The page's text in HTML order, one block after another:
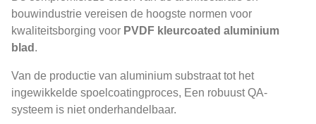
bouwindustrie vereisen de hoogste normen voor
kwaliteitsborging voor PVDF kleurcoated aluminium
blad .
Van de productie van aluminium substraat tot het
ingewikkelde spoelcoatingproces, Een robuust QA-
systeem is niet onderhandelbaar.